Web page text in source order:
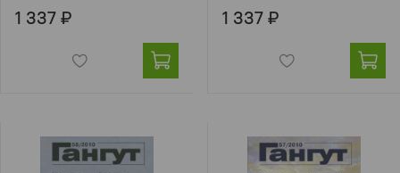
1 337 ₽ 1 337 ₽